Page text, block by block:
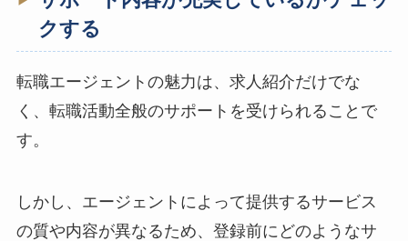
クする
転職エージェントの魅力は、求人紹介だけでな
く、転職活動全般のサポートを受けられることで
す。
しかし、エージェントによって提供するサービス
の質や内容が異なるため、登録前にどのようなサ